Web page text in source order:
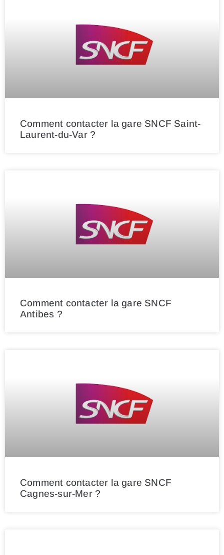
Comment contacter la gare SNCF Saint-
Laurent-du-Var ?
Comment contacter la gare SNCF
Antibes ?
Comment contacter la gare SNCF
Cagnes-sur-Mer ?